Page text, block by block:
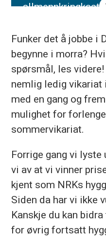
sann
samle og
tjenestene våre
sammen. Slik at
hverandre og om
oss, som
dette som er
For å lykkes med
som jobber i NRK
menneskene som
Slik kan vi forstå
utfordringene som
Funker det å jobbe i
begynne i morra?
spørsmål, les
nemlig ledig
med en gang og
mulighet for
sommervikariat.
Forrige gang vi
vi av at vi vinner
kjent som NRKs
Siden da har vi ikke
Kanskje du kan
for øvrig fortsatt